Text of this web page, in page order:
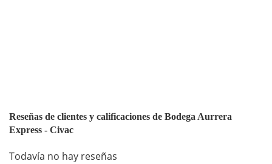
Reseñas de clientes y calificaciones de Bodega Aurrera
Express - Civac
Todavía no hay reseñas